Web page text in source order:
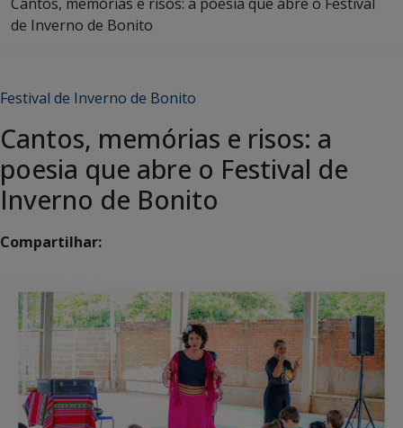
de Inverno de Bonito
Festival de Inverno de Bonito
Cantos, memórias e risos: a
poesia que abre o Festival de
Inverno de Bonito
Compartilhar: